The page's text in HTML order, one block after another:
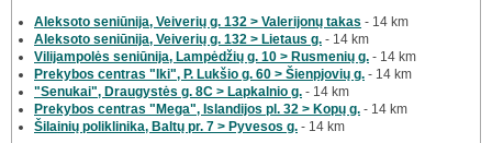
Aleksoto seniūnija, Veiverių g. 132 > Valerijonų takas - 14 km
Aleksoto seniūnija, Veiverių g. 132 > Lietaus g. - 14 km
Vilijampolės seniūnija, Lampėdžių g. 10 > Rusmenių g. - 14 km
Prekybos centras "Iki", P. Lukšio g. 60 > Šienpjovių g. - 14 km
"Senukai", Draugystės g. 8C > Lapkalnio g. - 14 km
Prekybos centras "Mega", Islandijos pl. 32 > Kopų g. - 14 km
Šilainių poliklinika, Baltų pr. 7 > Pyvesos g. - 14 km